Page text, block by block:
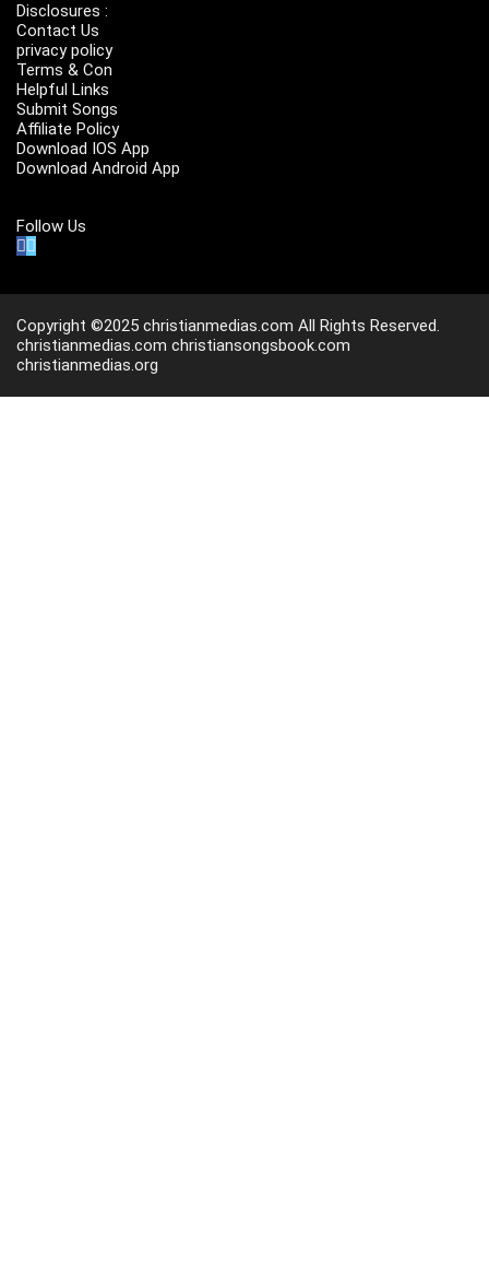
Disclosures :
Contact Us
privacy policy
Terms & Con
Helpful Links
Submit Songs
Affiliate Policy
Download IOS App
Download Android App
Follow Us
Copyright ©2025 christianmedias.com All Rights Reserved.
christianmedias.com christiansongsbook.com
christianmedias.org